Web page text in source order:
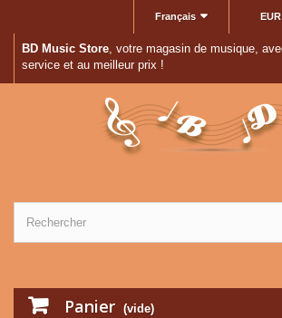
EUR
Français
BD Music Store, votre magasin de musique,
service et au meilleur prix !
Panier (vide)